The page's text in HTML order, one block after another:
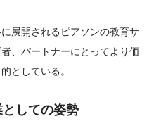
展開されるピアソンの教育サ
、パートナーにとってより価
としている。
としての姿勢